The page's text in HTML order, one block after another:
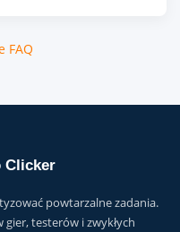
FAQ
Clicker
powtarzalne zadania.
testerów i zwykłych